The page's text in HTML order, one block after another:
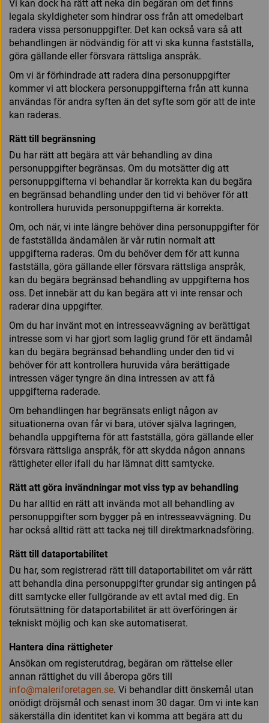
Vi kan dock ha rätt att neka din begäran om det finns
legala skyldigheter som hindrar oss från att omedelbart
radera vissa personuppgifter. Det kan också vara så att
behandlingen är nödvändig för att vi ska kunna fastställa,
göra gällande eller försvara rättsliga anspråk.
Om vi är förhindrade att radera dina personuppgifter
kommer vi att blockera personuppgifterna från att kunna
användas för andra syften än det syfte som gör att de inte
kan raderas.
Rätt till begränsning
Du har rätt att begära att vår behandling av dina
personuppgifter begränsas. Om du motsätter dig att
personuppgifterna vi behandlar är korrekta kan du begära
en begränsad behandling under den tid vi behöver för att
kontrollera huruvida personuppgifterna är korrekta.
Om, och när, vi inte längre behöver dina personuppgifter för
de fastställda ändamålen är vår rutin normalt att
uppgifterna raderas. Om du behöver dem för att kunna
fastställa, göra gällande eller försvara rättsliga anspråk,
kan du begära begränsad behandling av uppgifterna hos
oss. Det innebär att du kan begära att vi inte rensar och
raderar dina uppgifter.
Om du har invänt mot en intresseavvägning av berättigat
intresse som vi har gjort som laglig grund för ett ändamål
kan du begära begränsad behandling under den tid vi
behöver för att kontrollera huruvida våra berättigade
intressen väger tyngre än dina intressen av att få
uppgifterna raderade.
Om behandlingen har begränsats enligt någon av
situationerna ovan får vi bara, utöver själva lagringen,
behandla uppgifterna för att fastställa, göra gällande eller
försvara rättsliga anspråk, för att skydda någon annans
rättigheter eller ifall du har lämnat ditt samtycke.
Rätt att göra invändningar mot viss typ av behandling
Du har alltid en rätt att invända mot all behandling av
personuppgifter som bygger på en intresseavvägning. Du
har också alltid rätt att tacka nej till direktmarknadsföring.
Rätt till dataportabilitet
Du har, som registrerad rätt till dataportabilitet om vår rätt
att behandla dina personuppgifter grundar sig antingen på
ditt samtycke eller fullgörande av ett avtal med dig. En
förutsättning för dataportabilitet är att överföringen är
tekniskt möjlig och kan ske automatiserat.
Hantera dina rättigheter
Ansökan om registerutdrag, begäran om rättelse eller
annan rättighet du vill åberopa görs till
info@maleriforetagen.se. Vi behandlar ditt önskemål utan
onödigt dröjsmål och senast inom 30 dagar. Om vi inte kan
säkerställa din identitet kan vi komma att begära att du